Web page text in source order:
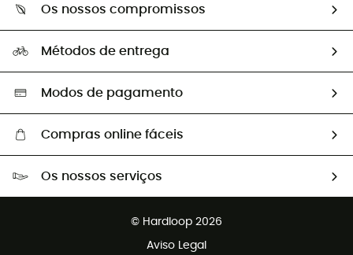
Guia de tamanhos
Trocas & Devoluções
Os nossos embaixadores
Os nossos compromissos
Seleção eco-responsável
Métodos de entrega
Modos de pagamento
Compras online fáceis
Devoluções gratuitas em 100 dias
Os nossos serviços
© Hardloop 2026
Aviso Legal